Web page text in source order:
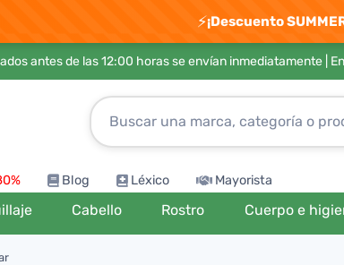
⚡¡Descuento
antes de las 12:00 horas se envían inmediatamente |
Blog Léxico Mayorista
Cabello Rostro Cuerpo e